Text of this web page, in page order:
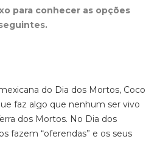
para conhecer as opções
do Dia dos Mortos, Coco
faz algo que nenhum ser vivo
dos Mortos. No Dia dos
fazem “oferendas” e os seus